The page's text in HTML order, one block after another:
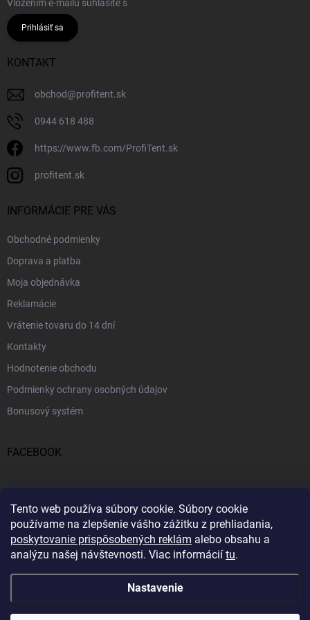
Tento web používa súbory cookie. Súbory cookie
používame na zlepšenie vášho zážitku z prehliadania,
poskytovanie prispôsobených reklám alebo obsahu a
analýzu našej návštevnosti. Viac informácií tu.
Nastavenie
Vložením e-mailu súhlasíte s
Prihlásiť sa
KONTAKT
obchod@profitent.sk
0944 618 488
https://www.fb.com/ProfiTent.sk
profitent.sk
INFORMÁCIE PRE VÁS
Obchodné podmienky
Doprava a platba
Moja objednávka
Reklamácie
Vrátenie tovaru do 14 dní
Kontakty
Hodnotenie obchodu
Podmienky ochrany osobných údajov
Bonusový systém
FACEBOOK
PRIJÍMAME ONLINE PLATBY